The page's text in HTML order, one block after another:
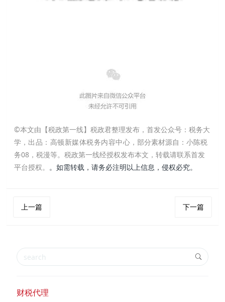
©本文由【税政第一线】税政君整理发布，首发公众号：税务大
学， 出品： 高顿新媒体税务内容中心 ，部分素材源自：小陈税
务08，税漫等。税政第一线经授权发布本文，转载请联系首发
平台授权。 。如需转载，请务必注明以上信息，侵权必究。
上一篇 下一篇
财税代理